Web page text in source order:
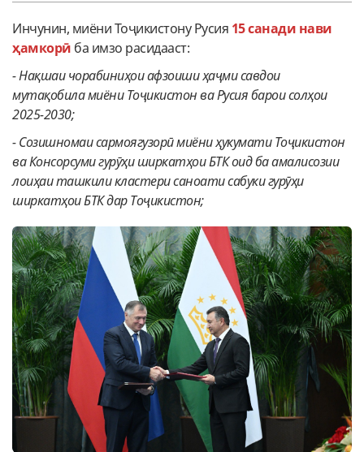
Инчунин, миёни Тоҷикистону Русия 15 санади нави
ҳамкорӣ ба имзо расидааст:
-Нақшаи чорабиниҳои афзоиши ҳаҷми савдои
мутақобила миёни Тоҷикистон ва Русия барои солҳои
2025-2030;
-Созишномаи сармоягузорӣ миёни ҳукумати Тоҷикистон
ва Консорсуми гурӯҳи ширкатҳои БТК оид ба амалисозии
лоиҳаи ташкили кластери саноати сабуки гурӯҳи
ширкатҳои БТК дар Тоҷикистон;